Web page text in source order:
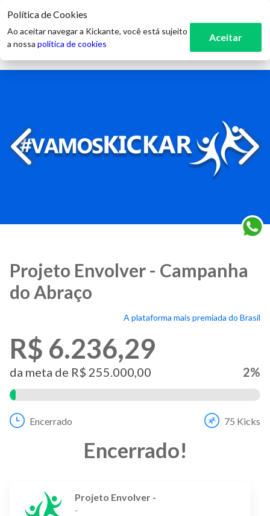
Projeto Envolver - Campanha
do Abraço
A plataforma mais premiada do Brasil
R$ 6.236,29
da meta de R$ 255.000,00 2%
Encerrado 75 Kicks
Encerrado!
Projeto Envolver -
-
Política de Cookies
Ao aceitar navegar a Kickante, você está sujeito
a nossa política de cookies
Aceitar